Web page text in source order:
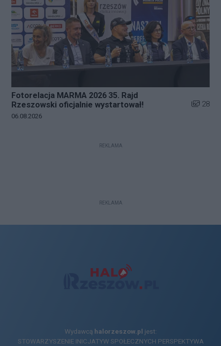
Fotorelacja MARMA 2026 35. Rajd
Rzeszowski oficjalnie wystartował!
Liczba
28
Data dodania galerii:
06.08.2026
REKLAMA
REKLAMA
Wydawcą halorzeszow.pl jest:
STOWARZYSZENIE INICJATYW SPOŁECZNYCH PERSPEKTYWA